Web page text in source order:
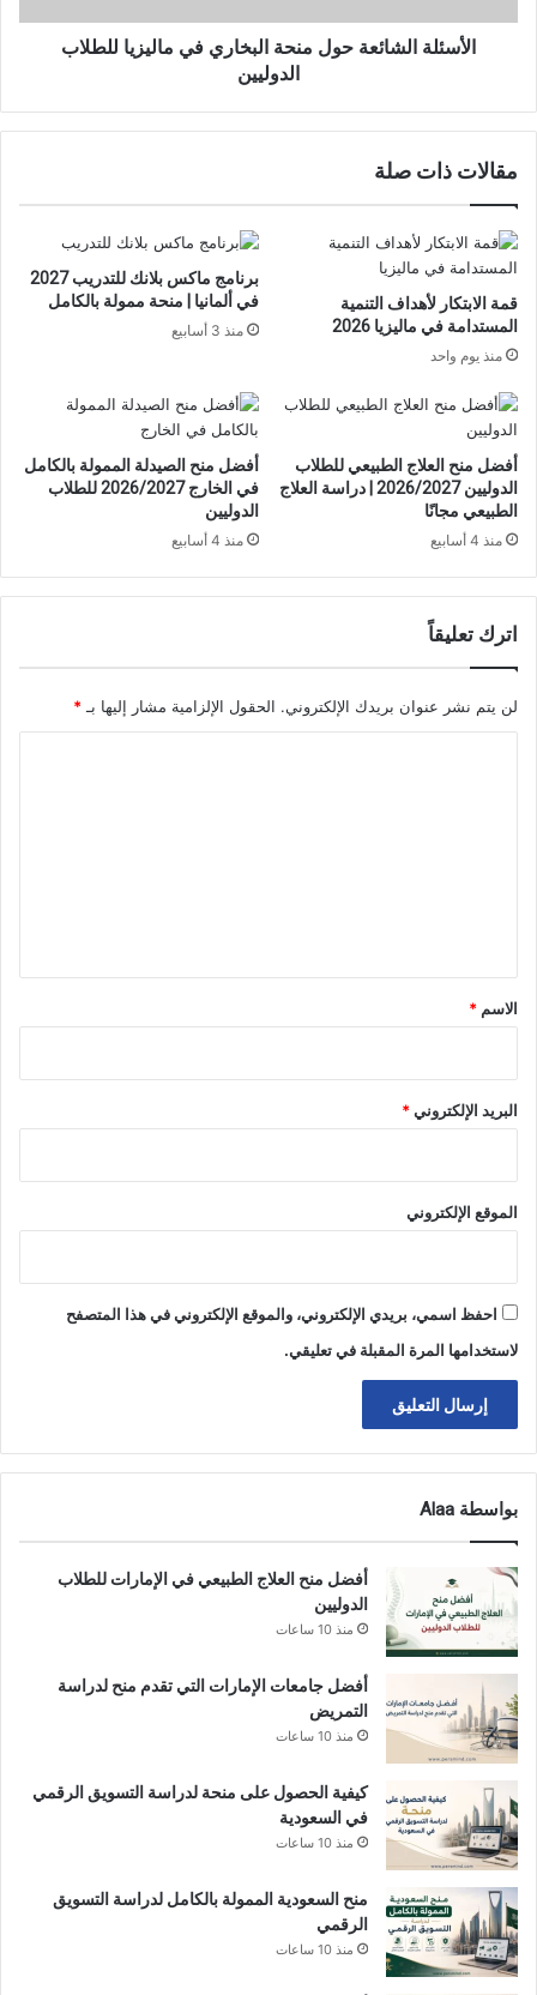
الدوليين
الأسئلة الشائعة حول منحة البخاري في ماليزيا للطلاب
الدوليين
مقالات ذات صلة
قمة الابتكار لأهداف التنمية
المستدامة في ماليزيا 2026
منذ يوم واحد
برنامج ماكس بلانك للتدريب 2027
في ألمانيا | منحة ممولة بالكامل
منذ 3 أسابيع
أفضل منح العلاج الطبيعي للطلاب
الدوليين 2026/2027 | دراسة العلاج
الطبيعي مجانًا
منذ 4 أسابيع
أفضل منح الصيدلة الممولة بالكامل
في الخارج 2026/2027 للطلاب
الدوليين
منذ 4 أسابيع
اترك تعليقاً
لن يتم نشر عنوان بريدك الإلكتروني. الحقول الإلزامية مشار إليها بـ *
*
الاسم *
البريد الإلكتروني*
الموقع الإلكتروني
احفظ اسمي، بريدي الإلكتروني، والموقع الإلكتروني في هذا المتصفح
لاستخدامها المرة المقبلة في تعليقي.
بواسطة Alaa
أفضل منح العلاج الطبيعي في الإمارات للطلاب
الدوليين
منذ 10 ساعات
أفضل جامعات الإمارات التي تقدم منح لدراسة
التمريض
منذ 10 ساعات
كيفية الحصول على منحة لدراسة التسويق الرقمي
في السعودية
منذ 10 ساعات
منح السعودية الممولة بالكامل لدراسة التسويق
الرقمي
منذ 10 ساعات